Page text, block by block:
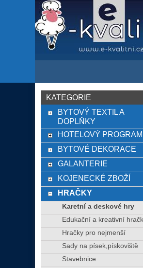
KATEGORIE
BYTOVÝ TEXTIL A
DOPLŇKY
HOTELOVÝ PROGRAM
BYTOVÉ DEKORACE
GALANTERIE
KOJENECKÉ ZBOŽÍ
HRAČKY
Karetní a deskové hry
Edukační a kreativní
Hračky pro nejmenší
Sady na písek,pískoviště
Stavebnice